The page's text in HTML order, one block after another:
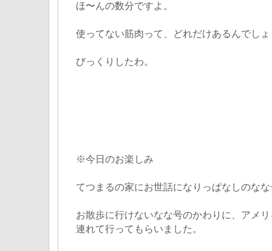
ほ〜んの数分ですよ。
使ってない筋肉って、どれだけあるんでし
びっくりしたわ。
※今日のお楽しみ
てつまるの家にお世話になりっぱなしのな
お散歩に行けないなな号のかわりに、アメ
連れて行ってもらいました。